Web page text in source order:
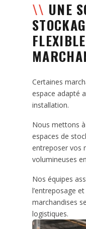
\\ UNE
Certaines
espace adapté
installation.
Nous mettons
espaces de
entreposer vos
volumineuses
Nos équipes
l’entreposage
marchandises
logistiques.